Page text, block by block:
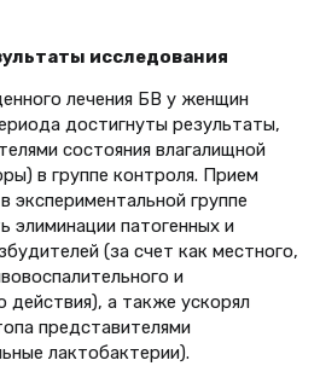
исследования
лечения БВ у женщин
достигнуты результаты,
состояния влагалищной
в группе контроля. Прием
экспериментальной группе
элиминации патогенных и
(за счет как местного,
и
а также ускорял
представителями
лактобактерии).